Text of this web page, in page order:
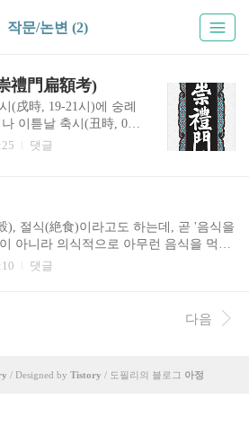
작문/논변 (2)
禮門扁額考)
(戌時, 19-21시)에 숭례
이튿날 축시(丑時, 01-
부분이 소실되었다. 상
법 남았기 때문이다.
파손되기는 하였으나
)의 백미(白眉)와 점정
니, 그나마 다행한 일이
大君, 1394-1462), 안평
댓글
), 절식(絶食)이라고도 하는데, 곧 '음식을
아니라 의식적으로 아무런 음식을 먹지
뜻을 강하게 표출하거나 기필코 스스로
까지 고수하였으니, 이를테면 면암(勉
절사(節死)가 대표적이다. 그러나 요즘
않을까 점검하기도 하고, 단식에 임해서
댓글
다음
/ Designed by Tistory / 도필리의 블로그 아정